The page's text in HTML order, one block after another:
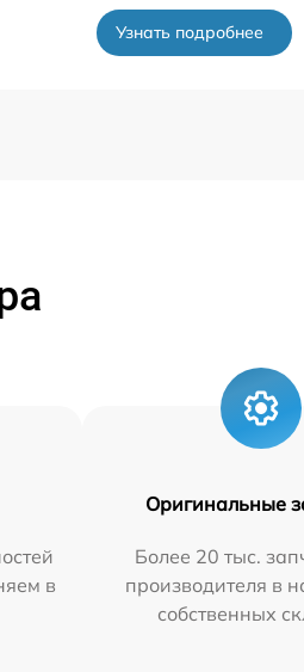
Узнать подробнее
в
Оригинальные
Более 20 тыс.
производителя в
собственных